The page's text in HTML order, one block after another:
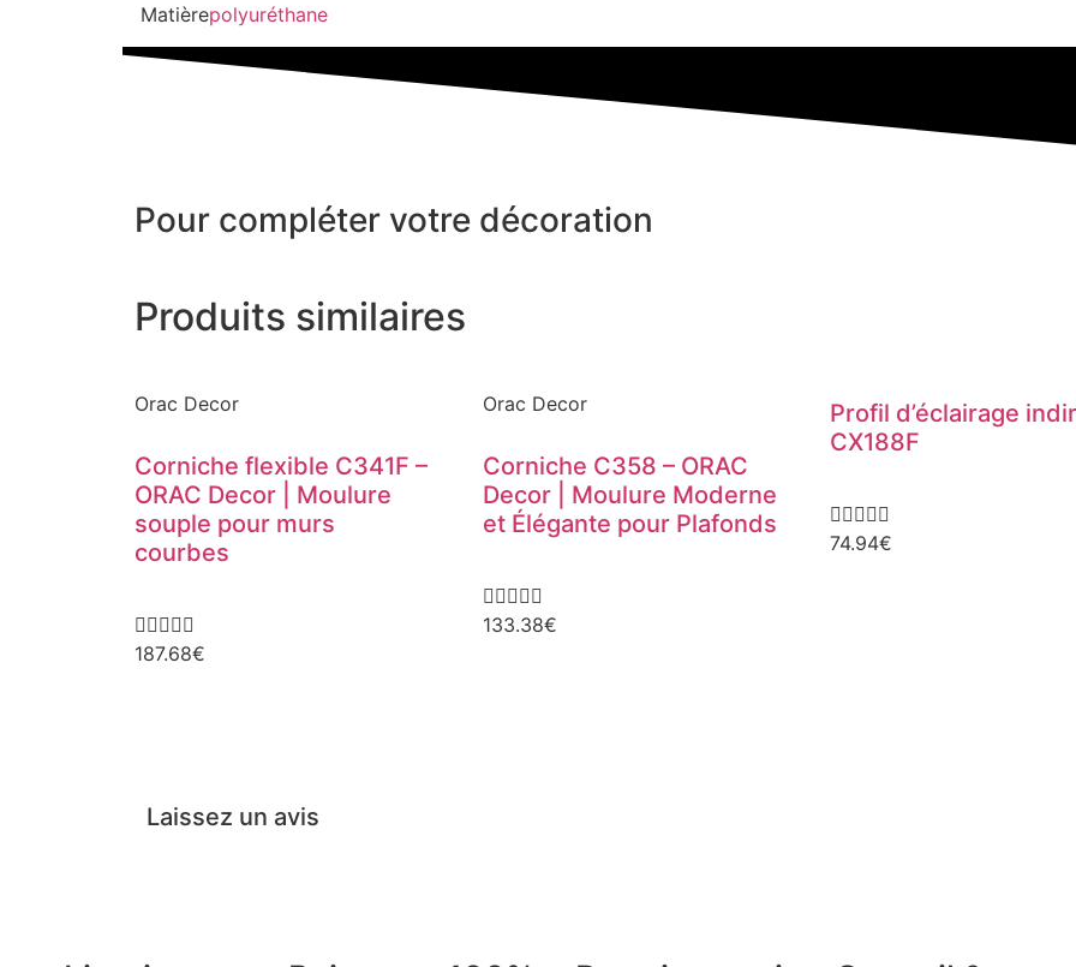
Matièrepolyuréthane
Pour compléter votre décoration
Produits similaires
Orac Decor
Corniche flexible C341F –
ORAC Decor | Moulure
souple pour murs
courbes

187.68€
Orac Decor
Corniche C358 – ORAC
Decor | Moulure Moderne
et Élégante pour Plafonds

133.38€
Profil d’éclairage
CX188F

74.94€
Laissez un avis